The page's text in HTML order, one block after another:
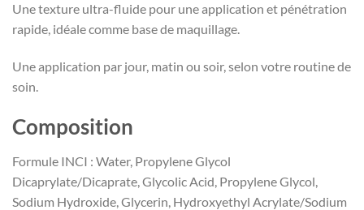
Une texture ultra-fluide pour une application et pénétration
rapide, idéale comme base de maquillage.
Une application par jour, matin ou soir, selon votre routine de
soin.
Composition
Formule INCI : Water, Propylene Glycol
Dicaprylate/Dicaprate, Glycolic Acid, Propylene Glycol,
Sodium Hydroxide, Glycerin, Hydroxyethyl Acrylate/Sodium